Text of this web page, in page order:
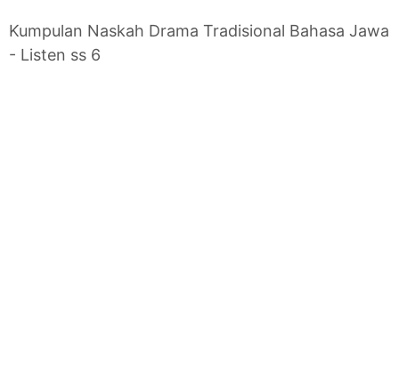
Kumpulan Naskah Drama Tradisional Bahasa Jawa
- Listen ss 6